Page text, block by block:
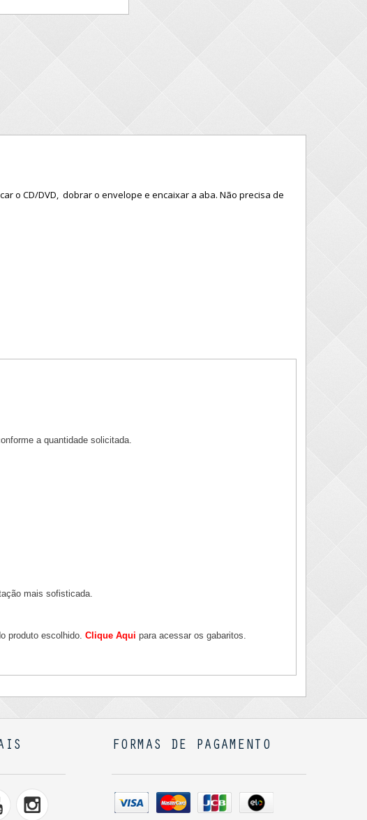
o CD/DVD, dobrar o envelope e encaixar a aba. Não precisa de
a quantidade solicitada.
mais sofisticada.
produto escolhido. Clique Aqui para acessar os gabaritos.
FORMAS DE PAGAMENTO